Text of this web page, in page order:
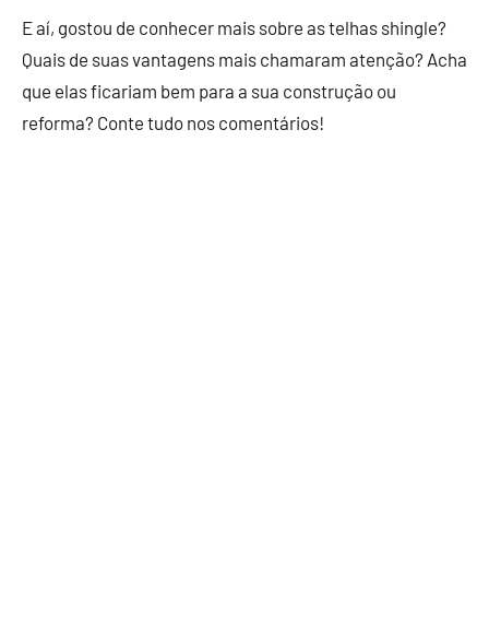
E aí, gostou de conhecer mais sobre as telhas shingle?
Quais de suas vantagens mais chamaram atenção? Acha
que elas ficariam bem para a sua construção ou
reforma? Conte tudo nos comentários!